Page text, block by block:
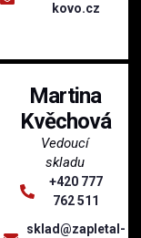
kovo.cz
Martina
Kvěchová
Vedoucí
skladu
+420 777
762 511
sklad@zapletal-